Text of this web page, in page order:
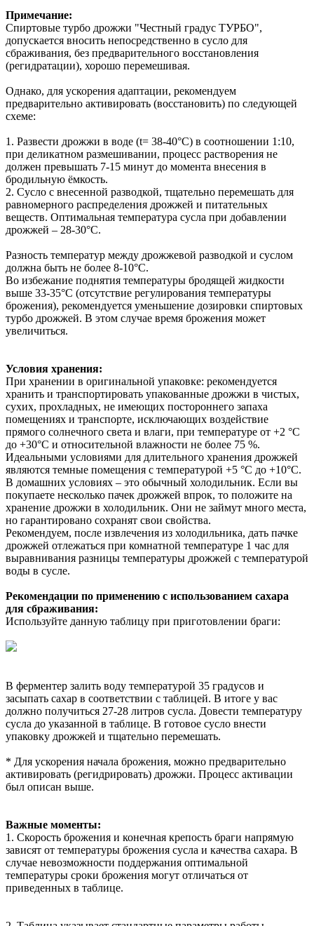
Примечание:
Спиртовые турбо дрожжи "Честный градус ТУРБО",
допускается вносить непосредственно в сусло для
сбраживания, без предварительного восстановления
(регидратации), хорошо перемешивая.
Однако, для ускорения адаптации, рекомендуем
предварительно активировать (восстановить) по следующей
схеме:
1. Развести дрожжи в воде (t= 38-40°С) в соотношении 1:10,
при деликатном размешивании, процесс растворения не
должен превышать 7-15 минут до момента внесения в
бродильную ёмкость.
2. Сусло с внесенной разводкой, тщательно перемешать для
равномерного распределения дрожжей и питательных
веществ. Оптимальная температура сусла при добавлении
дрожжей – 28-30°С.
Разность температур между дрожжевой разводкой и суслом
должна быть не более 8-10°C.
Во избежание поднятия температуры бродящей жидкости
выше 33-35°C (отсутствие регулирования температуры
брожения), рекомендуется уменьшение дозировки спиртовых
турбо дрожжей. В этом случае время брожения может
увеличиться.
Условия хранения:
При хранении в оригинальной упаковке: рекомендуется
хранить и транспортировать упакованные дрожжи в чистых,
сухих, прохладных, не имеющих постороннего запаха
помещениях и транспорте, исключающих воздействие
прямого солнечного света и влаги, при температуре от +2 °С
до +30°С и относительной влажности не более 75 %.
Идеальными условиями для длительного хранения дрожжей
являются темные помещения с температурой +5 °С до +10°С.
В домашних условиях – это обычный холодильник. Если вы
покупаете несколько пачек дрожжей впрок, то положите на
хранение дрожжи в холодильник. Они не займут много места,
но гарантировано сохранят свои свойства.
Рекомендуем, после извлечения из холодильника, дать пачке
дрожжей отлежаться при комнатной температуре 1 час для
выравнивания разницы температуры дрожжей с температурой
воды в сусле.
Рекомендации по применению с использованием сахара
для сбраживания:
Используйте данную таблицу при приготовлении браги:
В ферментер залить воду температурой 35 градусов и
засыпать сахар в соответствии с таблицей. В итоге у вас
должно получиться 27-28 литров сусла. Довести температуру
сусла до указанной в таблице. В готовое сусло внести
упаковку дрожжей и тщательно перемешать.
* Для ускорения начала брожения, можно предварительно
активировать (регидрировать) дрожжи. Процесс активации
был описан выше.
Важные моменты:
1. Скорость брожения и конечная крепость браги напрямую
зависят от температуры брожения сусла и качества сахара. В
случае невозможности поддержания оптимальной
температуры сроки брожения могут отличаться от
приведенных в таблице.